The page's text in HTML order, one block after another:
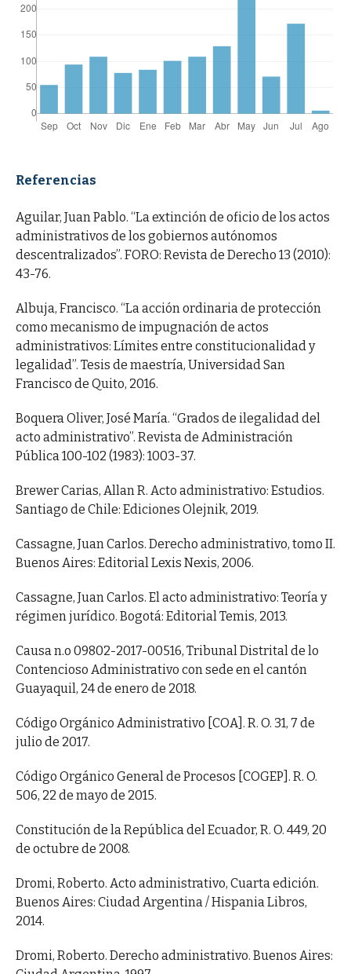
Referencias
Aguilar, Juan Pablo. “La extinción de oficio de los actos
administrativos de los gobiernos autónomos
descentralizados”. FORO: Revista de Derecho 13 (2010):
43-76.
Albuja, Francisco. “La acción ordinaria de protección
como mecanismo de impugnación de actos
administrativos: Límites entre constitucionalidad y
legalidad”. Tesis de maestría, Universidad San
Francisco de Quito, 2016.
Boquera Oliver, José María. “Grados de ilegalidad del
acto administrativo”. Revista de Administración
Pública 100-102 (1983): 1003-37.
Brewer Carias, Allan R. Acto administrativo: Estudios.
Santiago de Chile: Ediciones Olejnik, 2019.
Cassagne, Juan Carlos. Derecho administrativo, tomo II.
Buenos Aires: Editorial Lexis Nexis, 2006.
Cassagne, Juan Carlos. El acto administrativo: Teoría y
régimen jurídico. Bogotá: Editorial Temis, 2013.
Causa n.o 09802-2017-00516, Tribunal Distrital de lo
Contencioso Administrativo con sede en el cantón
Guayaquil, 24 de enero de 2018.
Código Orgánico Administrativo [COA]. R. O. 31, 7 de
julio de 2017.
Código Orgánico General de Procesos [COGEP]. R. O.
506, 22 de mayo de 2015.
Constitución de la República del Ecuador, R. O. 449, 20
de octubre de 2008.
Dromi, Roberto. Acto administrativo, Cuarta edición.
Buenos Aires: Ciudad Argentina / Hispania Libros,
2014.
Dromi, Roberto. Derecho administrativo. Buenos Aires: